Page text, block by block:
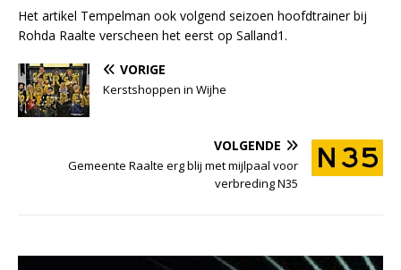
Het artikel Tempelman ook volgend seizoen hoofdtrainer bij
Rohda Raalte verscheen het eerst op Salland1.
VORIGE
Kerstshoppen in Wijhe
VOLGENDE
Gemeente Raalte erg blij met mijlpaal voor
verbreding N35